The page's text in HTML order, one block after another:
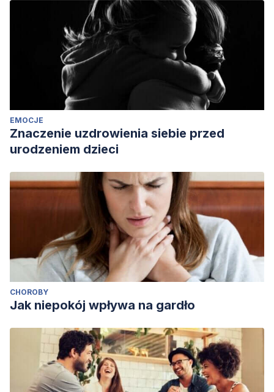
EMOCJE
Znaczenie uzdrowienia siebie przed
urodzeniem dzieci
CHOROBY
Jak niepokój wpływa na gardło